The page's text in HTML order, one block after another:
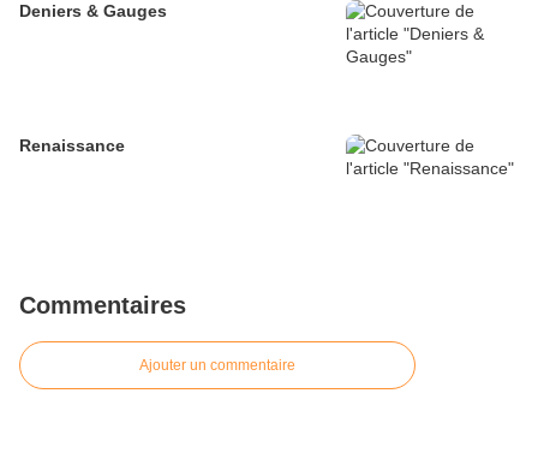
Deniers & Gauges
Renaissance
Commentaires
Ajouter un commentaire